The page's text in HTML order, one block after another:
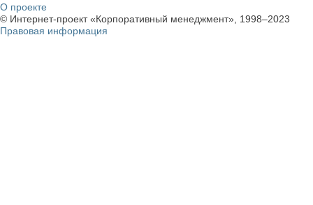
О проекте
© Интернет-проект «Корпоративный менеджмент», 1998–2023
Правовая информация